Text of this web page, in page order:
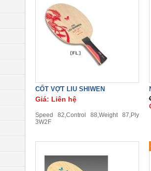
CỐT VỢT LIU SHIWEN
Giá: Liên hệ
Speed 82,Control 88,Weight 87,Ply
3W2F